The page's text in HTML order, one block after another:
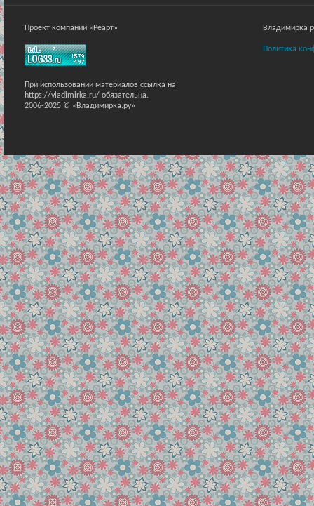
Проект компании «Реарт»
При использовании материалов ссылка на
https://vladimirka.ru/ обязательна.
2006-2025 © «Владимирка.ру»
Владимирка
Политика